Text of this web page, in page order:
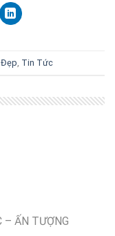
Đẹp Tin Tức
– ẤN TƯỢNG